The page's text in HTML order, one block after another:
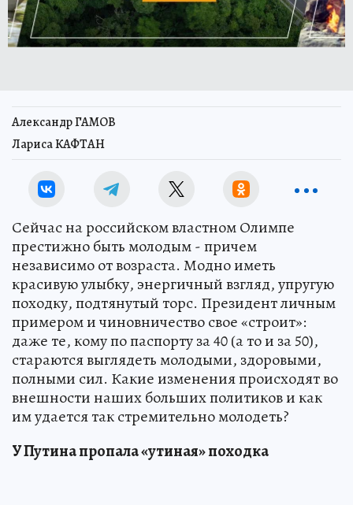
Александр ГАМОВ
Лариса КАФТАН
Сейчас на российском властном Олимпе
престижно быть молодым - причем
независимо от возраста. Модно иметь
красивую улыбку, энергичный взгляд, упругую
походку, подтянутый торс. Президент личным
примером и чиновничество свое «строит»:
даже те, кому по паспорту за 40 (а то и за 50),
стараются выглядеть молодыми, здоровыми,
полными сил. Какие изменения происходят во
внешности наших больших политиков и как
им удается так стремительно молодеть?
У Путина пропала «утиная» походка